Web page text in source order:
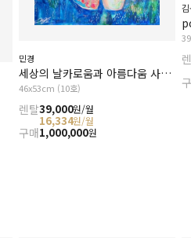
민경
세상의 날카로움과 아름다움 사이에서
46x53cm (10호)
렌탈39,000원/월
16,334원/월
구매1,000,000원